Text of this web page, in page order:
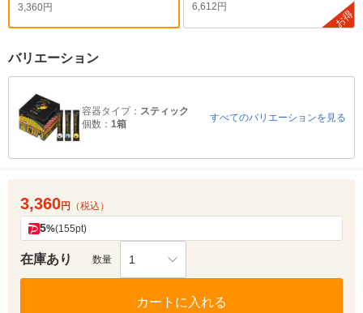
3,360円
6,612円
お得
バリエーション
容器タイプ： スティック
個数： 1箱
すべてのバリエーションを見る
3,360円 （税込）
5%(155pt)
在庫あり 数量 1
カートに入れる